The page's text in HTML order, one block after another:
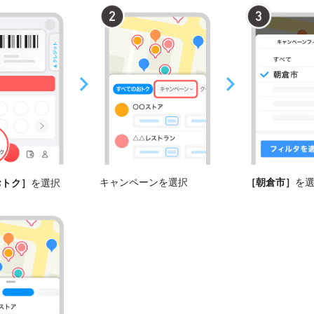
ク］ を選択 キャンペーンを選択 ［朝倉市］ を